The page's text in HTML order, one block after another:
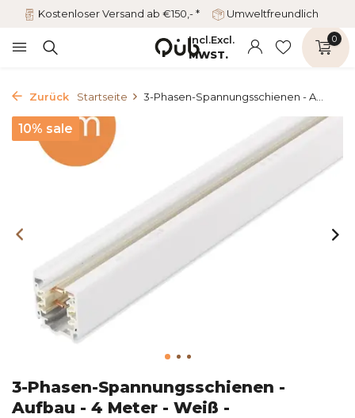
Kostenloser Versand ab €150,- * Umweltfreundlich
Incl.Excl.
MWST.
0
Zurück Startseite 3-Phasen-Spannungsschienen - A...
10% sale
3-Phasen-Spannungsschienen -
Aufbau - 4 Meter - Weiß -